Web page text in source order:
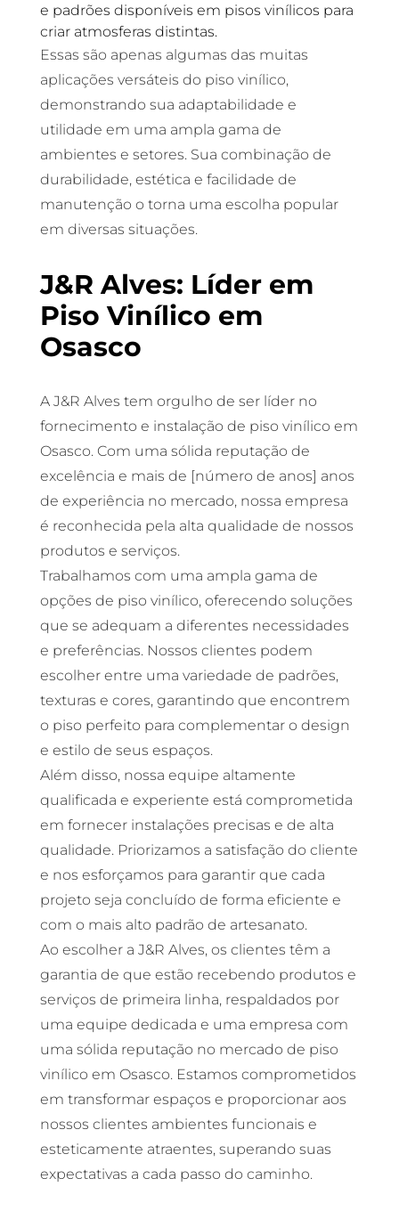
e padrões disponíveis em pisos vinílicos para
criar atmosferas distintas.
Essas são apenas algumas das muitas
aplicações versáteis do piso vinílico,
demonstrando sua adaptabilidade e
utilidade em uma ampla gama de
ambientes e setores. Sua combinação de
durabilidade, estética e facilidade de
manutenção o torna uma escolha popular
em diversas situações.
J&R Alves: Líder em
Piso Vinílico em
Osasco
A J&R Alves tem orgulho de ser líder no
fornecimento e instalação de piso vinílico em
Osasco. Com uma sólida reputação de
excelência e mais de [número de anos] anos
de experiência no mercado, nossa empresa
é reconhecida pela alta qualidade de nossos
produtos e serviços.
Trabalhamos com uma ampla gama de
opções de piso vinílico, oferecendo soluções
que se adequam a diferentes necessidades
e preferências. Nossos clientes podem
escolher entre uma variedade de padrões,
texturas e cores, garantindo que encontrem
o piso perfeito para complementar o design
e estilo de seus espaços.
Além disso, nossa equipe altamente
qualificada e experiente está comprometida
em fornecer instalações precisas e de alta
qualidade. Priorizamos a satisfação do cliente
e nos esforçamos para garantir que cada
projeto seja concluído de forma eficiente e
com o mais alto padrão de artesanato.
Ao escolher a J&R Alves, os clientes têm a
garantia de que estão recebendo produtos e
serviços de primeira linha, respaldados por
uma equipe dedicada e uma empresa com
uma sólida reputação no mercado de piso
vinílico em Osasco. Estamos comprometidos
em transformar espaços e proporcionar aos
nossos clientes ambientes funcionais e
esteticamente atraentes, superando suas
expectativas a cada passo do caminho.